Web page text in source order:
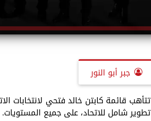
جبر أبو النور
تتأهب قائمة كابتن خالد فتحي لانتخابات
تطوير شامل للاتحاد، على جميع المستويات.